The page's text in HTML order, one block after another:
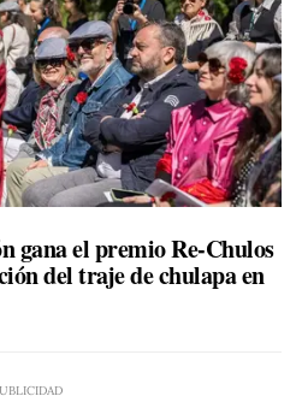
gana el premio Re-Chulos
del traje de chulapa en